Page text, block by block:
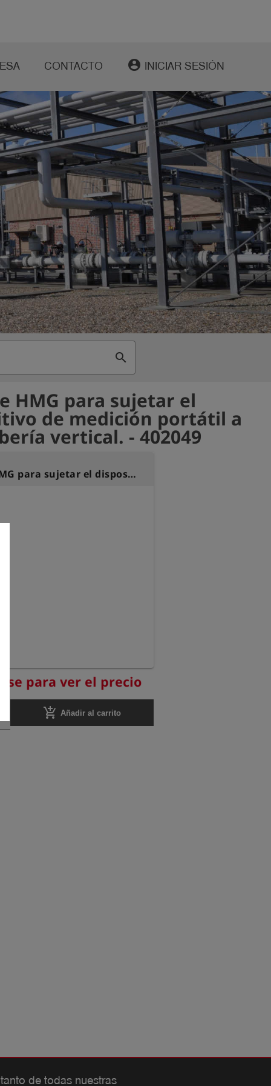
CONTACTO account_circle INICIAR SESIÓN
search
HMG para sujetar el
de medición portátil a
vertical. - 402049
Soporte HMG para sujetar el dispositivo de medición portátil a una tubería vertical.
para ver el precio
add_shopping_cart Añadir al carrito
de todas nuestras